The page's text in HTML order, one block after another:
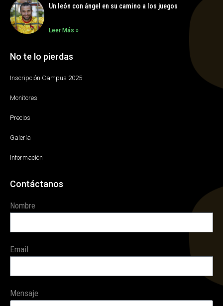
Un león con ángel en su camino a los juegos
Leer Más »
No te lo pierdas
Inscripción Campus 2025
Monitores
Precios
Galería
Información
Contáctanos
Nombre
Email
Mensaje